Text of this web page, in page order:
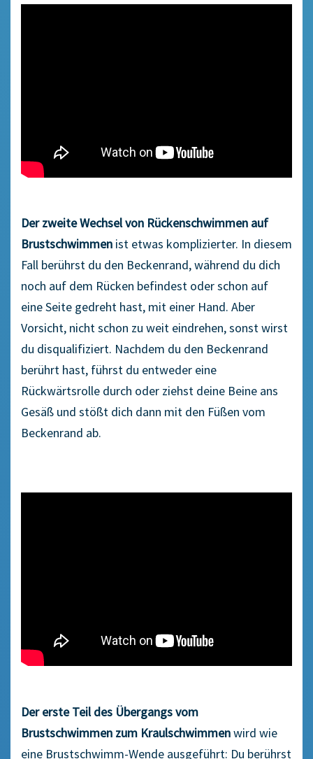
Der zweite Wechsel von Rückenschwimmen auf
Brustschwimmen ist etwas komplizierter. In diesem
Fall berührst du den Beckenrand, während du dich
noch auf dem Rücken befindest oder schon auf
eine Seite gedreht hast, mit einer Hand. Aber
Vorsicht, nicht schon zu weit eindrehen, sonst wirst
du disqualifiziert. Nachdem du den Beckenrand
berührt hast, führst du entweder eine
Rückwärtsrolle durch oder ziehst deine Beine ans
Gesäß und stößt dich dann mit den Füßen vom
Beckenrand ab.
Der erste Teil des Übergangs vom
Brustschwimmen zum Kraulschwimmenwird wie
eine Brustschwimm-Wende ausgeführt: Du berührst